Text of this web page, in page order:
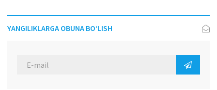
YANGILIKLARGA OBUNA BO‘LISH